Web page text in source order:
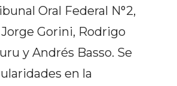
Oral Federal N°2,
Gorini, Rodrigo
y Andrés Basso. Se
en la